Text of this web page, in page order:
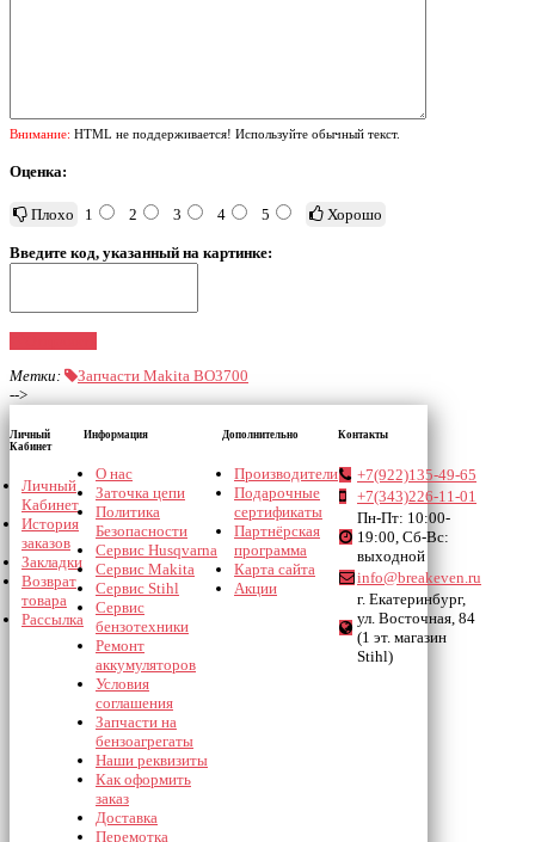
Внимание: HTML не поддерживается! Используйте обычный текст.
Оценка:
Плохо 1 2 3 4 5 Хорошо
Введите код, указанный на картинке:
Метки:
Запчасти Makita BO3700
-->
Личный
Кабинет
Личный
Кабинет
История
заказов
Закладки
Возврат
товара
Рассылка
Информация
О нас
Заточка цепи
Политика
Безопасности
Сервис Husqvarna
Сервис Makita
Сервис Stihl
Сервис
бензотехники
Ремонт
аккумуляторов
Условия
соглашения
Запчасти на
бензоагрегаты
Наши реквизиты
Как оформить
заказ
Доставка
Перемотка
Дополнительно
Производители
Подарочные
сертификаты
Партнёрская
программа
Карта сайта
Акции
Контакты
+7(922)135-49-65
+7(343)226-11-01
Пн-Пт: 10:00-
19:00, Сб-Вс:
выходной
info@breakeven.ru
г. Екатеринбург,
ул. Восточная, 84
(1 эт. магазин
Stihl)